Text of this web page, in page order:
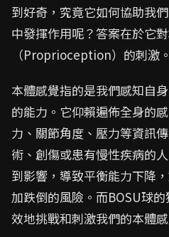
到好奇，究竟它如何協助我
中發揮作用呢？答案在於它對
（Proprioception）的刺激。
本體感覺指的是我們感知自
的能力。它仰賴遍佈全身的
力、關節角度、壓力等資訊
術、創傷或患有慢性疾病的
到影響，導致平衡能力下降
加跌倒的風險。而BOSU球
效地挑戰和刺激我們的本體